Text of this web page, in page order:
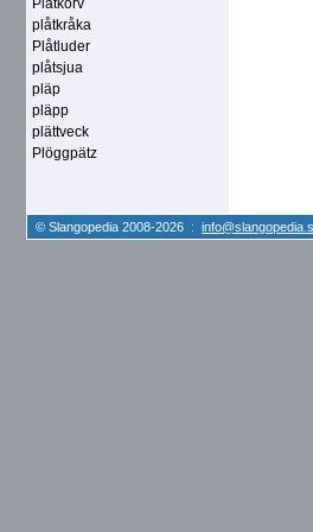
Plåtkorv
plåtkråka
Plåtluder
plåtsjua
pläp
pläpp
plättveck
Plöggpätz
© Slangopedia 2008-2026 :